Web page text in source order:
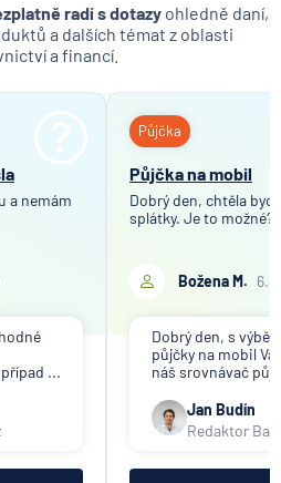
radí s dotazy ohledně daní,
a dalších témat z oblasti
a financí.
a nemám
...
Půjčka
Půjčka na mobil
Dobrý den, chtěla
splátky. Je to možné?
Božena M.
Dobrý den, s
půjčky na mobil
náš srovnávač
Jan Budín
Redaktor